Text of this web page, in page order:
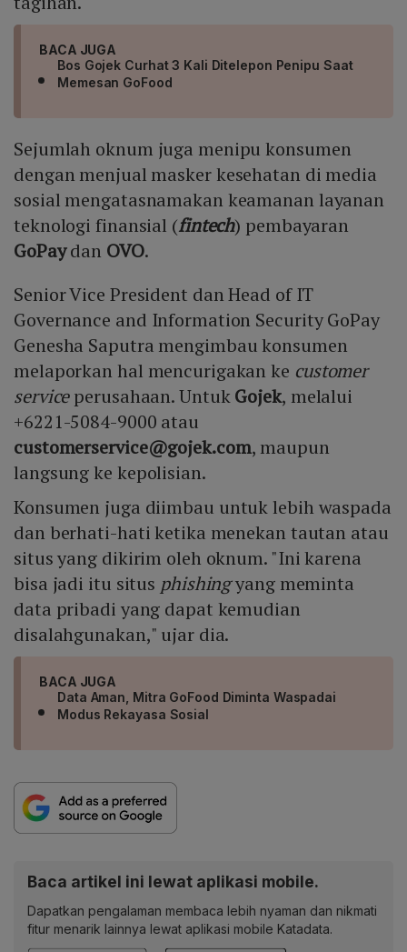
BACA JUGA
Bos Gojek Curhat 3 Kali Ditelepon Penipu Saat
Memesan GoFood
Sejumlah oknum juga menipu konsumen
dengan menjual masker kesehatan di media
sosial mengatasnamakan keamanan layanan
teknologi finansial (fintech) pembayaran
GoPaydan OVO.
Senior Vice President dan Head of IT
Governance and Information Security GoPay
Genesha Saputra mengimbau konsumen
melaporkan hal mencurigakan ke customer
serviceperusahaan. UntukGojek, melalui
+6221-5084-9000 atau
customerservice@gojek.com, maupun
langsung ke kepolisian.
Konsumen juga diimbau untuk lebih waspada
dan berhati-hati ketika menekan tautan atau
situs yang dikirim oleh oknum. "Ini karena
bisa jadi itu situs phishingyang meminta
data pribadi yang dapat kemudian
disalahgunakan," ujar dia.
BACA JUGA
Data Aman, Mitra GoFood Diminta Waspadai
Modus Rekayasa Sosial
Baca artikel ini lewat aplikasi mobile.
Dapatkan pengalaman membaca lebih nyaman dan nikmati
fitur menarik lainnya lewat aplikasi mobile Katadata.